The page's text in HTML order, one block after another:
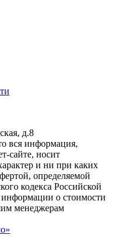
д.8
вся информация,
сайте, носит
и ни при каких
определяемой
кодекса Российской
о стоимости
менеджерам